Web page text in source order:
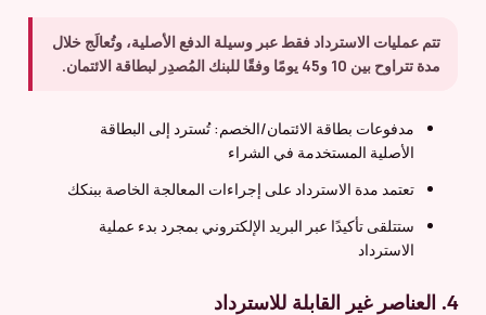
تتم عمليات الاسترداد فقط عبر وسيلة الدفع الأصلية، وتُعالَج خلال
مدة تتراوح بين 10 و45 يومًا وفقًا للبنك المُصدِر لبطاقة الائتمان.
مدفوعات بطاقة الائتمان/الخصم: تُسترد إلى البطاقة
الأصلية المستخدمة في الشراء
تعتمد مدة الاسترداد على إجراءات المعالجة الخاصة ببنكك
ستتلقى تأكيدًا عبر البريد الإلكتروني بمجرد بدء عملية
الاسترداد
4. العناصر غير القابلة للاسترداد